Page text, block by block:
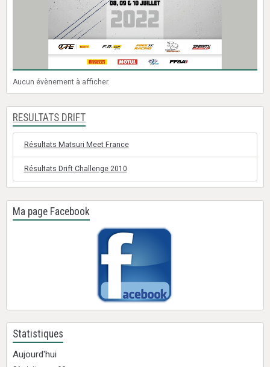
Aucun évènement à afficher.
RESULTATS DRIFT
Résultats Matsuri Meet France
Résultats Drift Challenge 2010
Ma page Facebook
Statistiques
Aujourd'hui